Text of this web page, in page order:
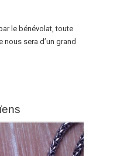
le bénévolat, toute
sera d’un grand